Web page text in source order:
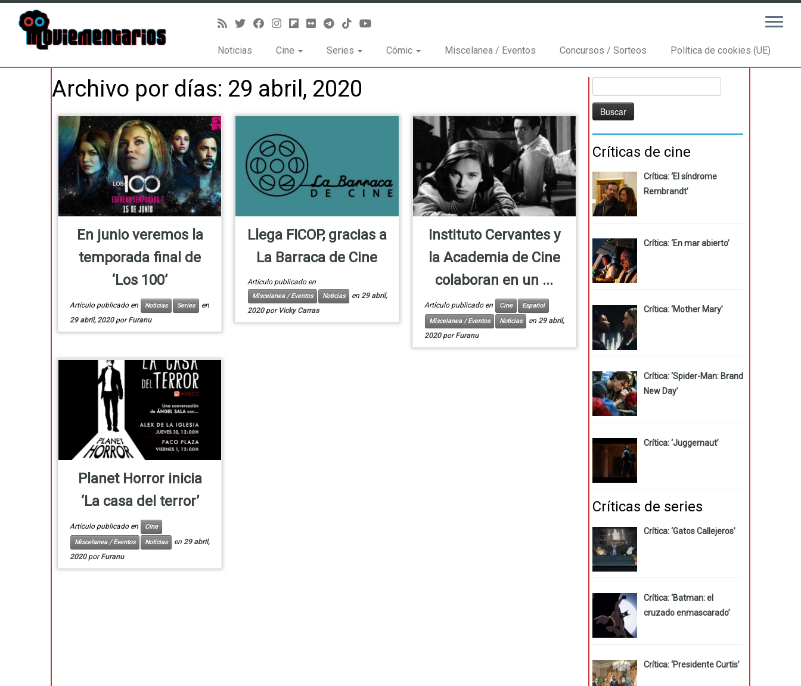
Noticias Cine Series Cómic Miscelanea / Eventos Concursos / Sorteos Política de cookies (UE)
Archivo por días: 29 abril, 2020
En junio veremos la
temporada final de
‘Los 100’
Artículo publicado en Noticias Series
en
29 abril, 2020 porFuranu
Llega FICOP, gracias a
La Barraca de Cine
Artículo publicado en
Miscelanea / Eventos Noticias en 29 abril,
2020 por Vicky Carras
Instituto Cervantes y
la Academia de Cine
colaboran en un ...
Artículo publicado en Cine
Español
Miscelanea / Eventos
Noticias en 29 abril,
2020 porFuranu
Planet Horror inicia
‘La casa del terror’
Artículo publicado en
Cine
Miscelanea / Eventos
Noticias en29 abril,
2020 porFuranu
Críticas de cine
Crítica: ‘El síndrome
Rembrandt’
Crítica: ‘En mar abierto’
Crítica: ‘Mother Mary’
Crítica: ‘Spider-Man: Brand
New Day’
Crítica: ‘Juggernaut’
Críticas de series
Crítica: ‘Gatos Callejeros’
Crítica: ‘Batman: el
cruzado enmascarado’
Crítica: ‘Presidente Curtis’